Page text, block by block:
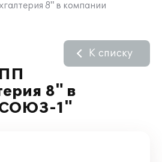
8" в компании
8" в
1"
К списку